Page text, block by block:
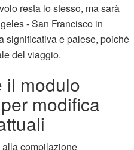
resta lo stesso, ma sarà
- San Francisco in
significativa e palese, poiché
del viaggio.
il modulo
modifica
compilazione